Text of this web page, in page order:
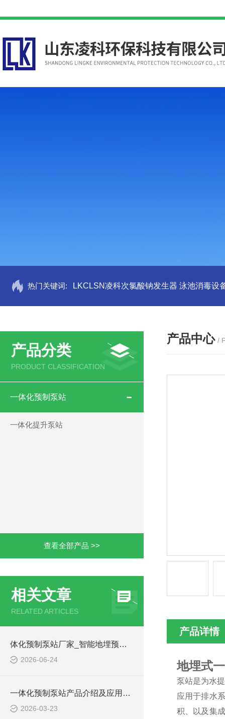
热门关键词: LKCLSN凌科次氯酸钠发生器 泳池消毒设
产品分类
PRODUCT CLASSIFICATION
一体化预制泵站
一体化提升泵站
查看全部产品 >>
相关文章
RELATED ARTICLES
体化预制泵站厂家_智能地埋预制泵站-凌科环保
2026-06-24
一体化预制泵站产品介绍及应用范围
2026-03-23
产品中心 /
产品详情
地埋式
泵站是为水
应用于排水
积、以及集